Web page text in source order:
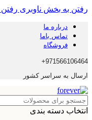
رفتن به بخش ناوبری
درباره ما
تماس باما
فروشگاه
971566106464+
ارسال به سراسر کشور
انتخاب دسته بندی